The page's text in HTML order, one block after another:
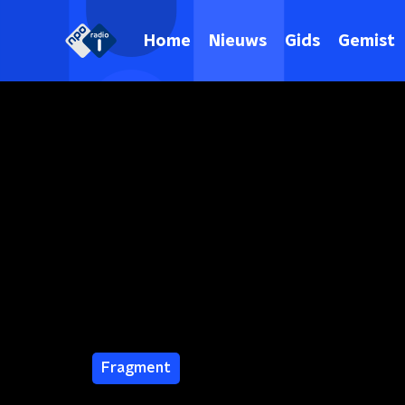
Home Nieuws Gids Gemist
Fragment